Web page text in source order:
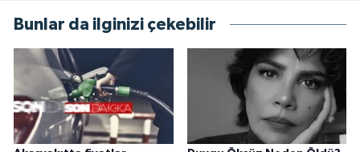
Bunlar da ilginizi çekebilir